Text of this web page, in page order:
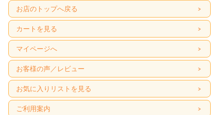
お店のトップへ戻る
カートを見る
マイページへ
お客様の声／レビュー
お気に入りリストを見る
ご利用案内